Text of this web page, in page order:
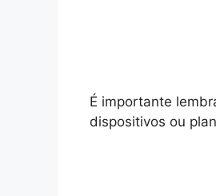
É importante
dispositivos ou